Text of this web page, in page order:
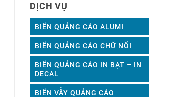
DỊCH VỤ
BIỂN QUẢNG CÁO ALUMI
BIỂN QUẢNG CÁO CHỮ NỔI
BIỂN QUẢNG CÁO IN BẠT – IN
DECAL
BIỂN VẪY QUẢNG CÁO